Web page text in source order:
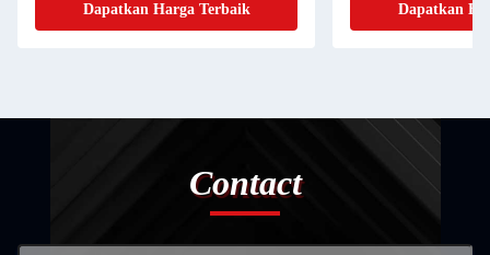
Dapatkan Harga Terbaik
Dapatkan
Contact